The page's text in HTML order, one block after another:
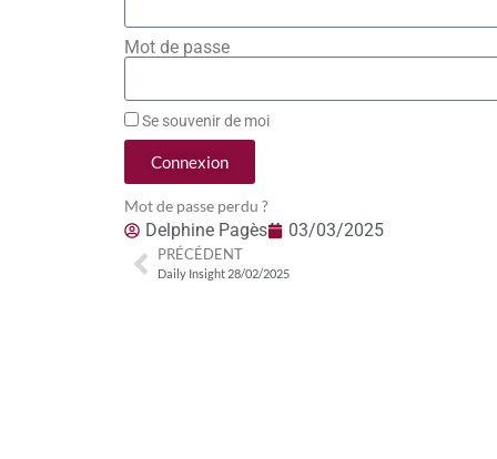
Mot de passe
Se souvenir de moi
Connexion
Mot de passe perdu ?
Delphine Pagès 03/03/2025
PRÉCÉDENT
Daily Insight 28/02/2025